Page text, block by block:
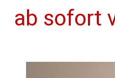
ab sofort